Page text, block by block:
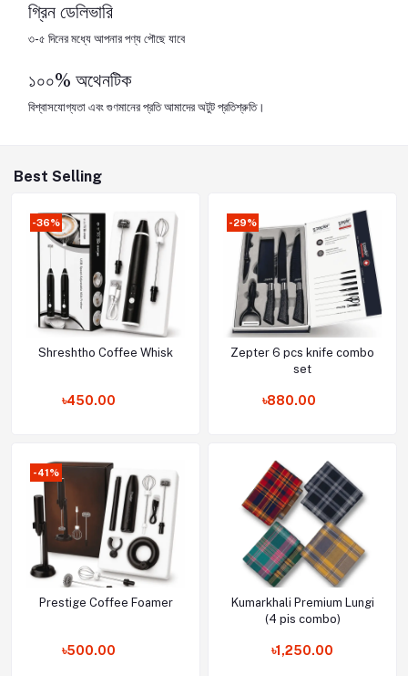
গ্রিন ডেলিভারি
৩-৫ দিনের মধ্যে আপনার পণ্য পৌছে যাবে
১০০% অথেনটিক
বিশ্বাসযোগ্যতা এবং গুণমানের প্রতি আমাদের অটুট প্রতিশ্রুতি।
Best Selling
-36%
Add to cart
Shreshtho Coffee Whisk
৳450.00
-29%
Add to cart
Zepter 6 pcs knife combo
set
৳880.00
-41%
Add to cart
Prestige Coffee Foamer
৳500.00
Add to cart
Kumarkhali Premium Lungi
(4 pis combo)
৳1,250.00